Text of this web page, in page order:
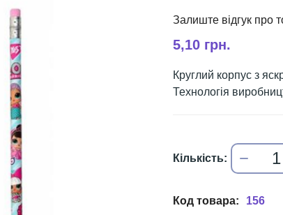
5,10 грн.
Круглий корпус з
Технологія
156